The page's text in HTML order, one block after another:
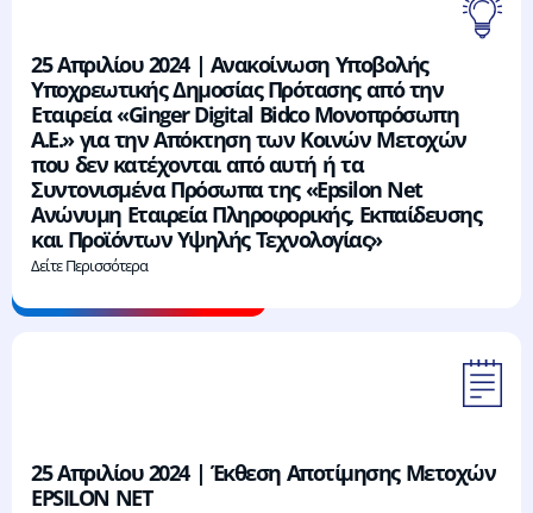
25 Απριλίου 2024 | Ανακοίνωση Υποβολής
Υποχρεωτικής Δημοσίας Πρότασης από την
Εταιρεία «Ginger Digital Bidco Μονοπρόσωπη
A.E.» για την Απόκτηση των Κοινών Μετοχών
που δεν κατέχονται από αυτή ή τα
Συντονισμένα Πρόσωπα της «Epsilon Net
Ανώνυμη Εταιρεία Πληροφορικής, Εκπαίδευσης
και Προϊόντων Υψηλής Τεχνολογίας»
Δείτε Περισσότερα
25 Απριλίου 2024 | Έκθεση Αποτίμησης Μετοχών
EPSILON NET